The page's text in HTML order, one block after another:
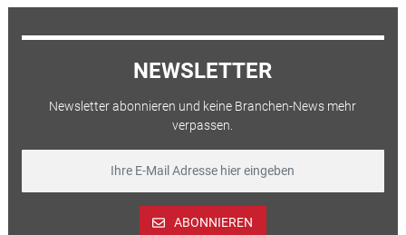
NEWSLETTER
Newsletter abonnieren und keine Branchen-News mehr
verpassen.
ABONNIEREN